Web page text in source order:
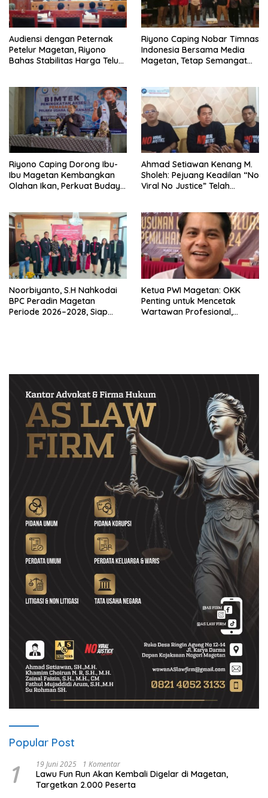
Audiensi dengan Peternak
Petelur Magetan, Riyono
Bahas Stabilitas Harga Telur
Riyono Caping Nobar Timnas
Indonesia Bersama Media
Magetan, Tetap Semangat
Riyono Caping Dorong Ibu-
Ibu Magetan Kembangkan
Olahan Ikan, Perkuat Budaya
Ahmad Setiawan Kenang M.
Sholeh: Pejuang Keadilan “No
Viral No Justice” Telah
Noorbiyanto, S.H Nahkodai
BPC Peradin Magetan
Periode 2026–2028, Siap
Ketua PWI Magetan: OKK
Penting untuk Mencetak
Wartawan Profesional,
Popular Post
1 19 Juni 2025 1 Komentar
Lawu Fun Run Akan Kembali Digelar di Magetan,
Targetkan 2.000 Peserta